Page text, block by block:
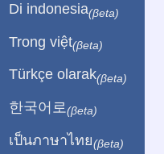
Di indonesia(βeta)
Trong việt(βeta)
Türkçe olarak(βeta)
한국어로 (βeta)
เป็นภาษาไทย(βeta)